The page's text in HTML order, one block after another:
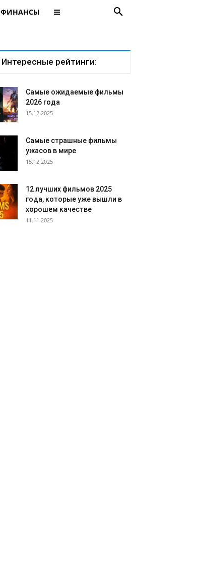
ФИНАНСЫ
Интересные рейтинги:
Самые ожидаемые фильмы
2026 года
15.12.2025
Самые страшные фильмы
ужасов в мире
15.12.2025
12 лучших фильмов 2025
года, которые уже вышли в
хорошем качестве
11.11.2025